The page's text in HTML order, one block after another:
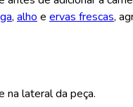
, alho e ervas frescas,
na lateral da peça.